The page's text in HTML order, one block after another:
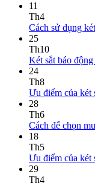
11
Th4
Cách sử dụng
25
Th10
Két sắt báo
24
Th8
Ưu điểm của két
28
Th6
Cách để chọn
18
Th5
Ưu điểm của két
29
Th4